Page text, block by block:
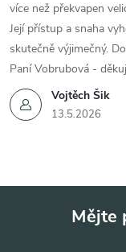
Vojtěch Šik
13.5.2026
více než překvapen
Její přístup a snaha
skutečně výjimečný.
Paní Vobrubová -
Mějte